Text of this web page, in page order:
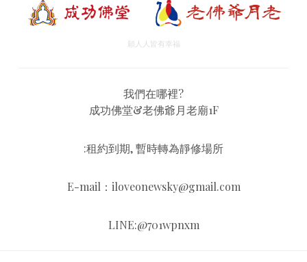
願人人皆有幸福
我們在哪裡?
成功佛堂&老佛爺月老廟1F
:租約到期, 暫時轉為靜修場所
E-mail：iloveonewsky@gmail.com
LINE:@701wpnxm